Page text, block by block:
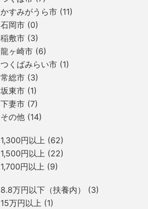
かすみがうら市 (11)
石岡市 (0)
稲敷市 (3)
龍ヶ崎市 (6)
つくばみらい市 (1)
常総市 (3)
坂東市 (1)
下妻市 (7)
その他 (14)
1,300円以上 (62)
1,500円以上 (22)
1,700円以上 (9)
8.8万円以下（扶養内）
(3)
15万円以上 (1)